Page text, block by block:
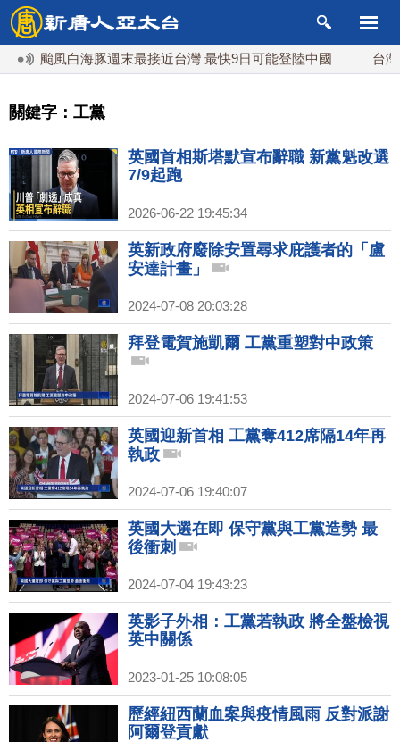
颱風白海豚週末最接近台灣 最快9日可能登陸中國 台灣漢光
關鍵字：工黨
英國首相斯塔默宣布辭職 新黨魁改選
7/9起跑
2026-06-22 19:45:34
英新政府廢除安置尋求庇護者的「盧
安達計畫」
2024-07-08 20:03:28
拜登電賀施凱爾 工黨重塑對中政策
2024-07-06 19:41:53
英國迎新首相 工黨奪412席隔14年再
執政
2024-07-06 19:40:07
英國大選在即 保守黨與工黨造勢 最
後衝刺
2024-07-04 19:43:23
英影子外相：工黨若執政 將全盤檢視
英中關係
2023-01-25 10:08:05
歷經紐西蘭血案與疫情風雨 反對派謝
阿爾登貢獻